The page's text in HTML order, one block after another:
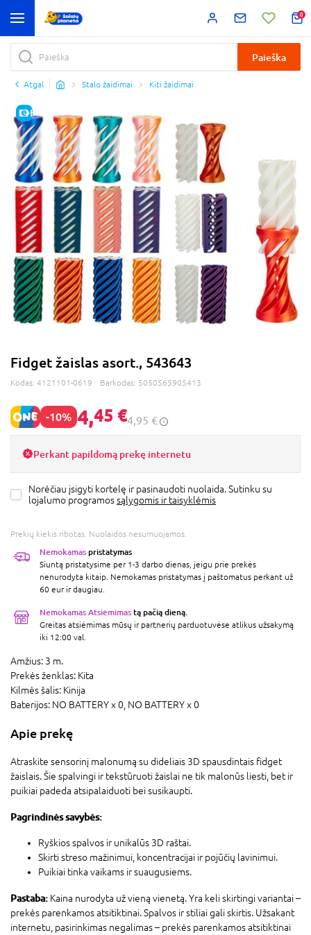
0
Paieška
Atgal Stalo žaidimai Kiti žaidimai
E-KAINA
Fidget žaislas asort., 543643
Kodas: 4121101-0619 Barkodas: 5050565905413
-10% 4,45 €4,95 €
Perkant papildomą prekę internetu
Norėčiau įsigyti kortelę ir pasinaudoti nuolaida. Sutinku su
lojalumo programossąlygomis ir taisyklėmis
Prekių kiekis ribotas. Nuolaidos nesumuojamos.
Nemokamas pristatymas
Siuntą pristatysime per 1-3 darbo dienas, jeigu prie prekės
nenurodyta kitaip. Nemokamas pristatymas į paštomatus perkant už
60 eur ir daugiau.
Nemokamas Atsiėmimas tą pačią dieną.
Greitas atsiėmimas mūsų ir partnerių parduotuvėse atlikus užsakymą
iki 12:00 val.
Amžius: 3 m.
Prekės ženklas: Kita
Kilmės šalis: Kinija
Baterijos: NO BATTERY x 0, NO BATTERY x 0
Apie prekę
Atraskite sensorinį malonumą su dideliais 3D spausdintais fidget
žaislais. Šie spalvingi ir tekstūruoti žaislai ne tik malonūs liesti, bet ir
puikiai padeda atsipalaiduoti bei susikaupti.
Pagrindinės savybės:
Ryškios spalvos ir unikalūs 3D raštai.
Skirti streso mažinimui, koncentracijai ir pojūčių lavinimui.
Puikiai tinka vaikams ir suaugusiems.
Pastaba: Kaina nurodyta už vieną vienetą. Yra keli skirtingi variantai –
prekės parenkamos atsitiktinai. Spalvos ir stiliai gali skirtis. Užsakant
internetu, pasirinkimas negalimas – prekės parenkamos atsitiktinai